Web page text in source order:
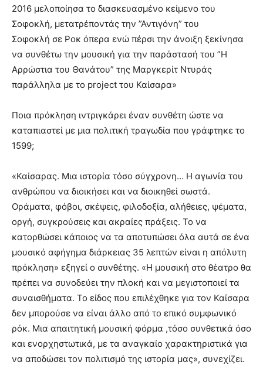
2016 μελοποίησα το διασκευασμένο κείμενο του
Σοφοκλή, μετατρέποντάς την ”Αντιγόνη” του
Σοφοκλή σε Ροκ όπερα ενώ πέρσι την άνοιξη ξεκίνησα
να συνθέτω την μουσική για την παράστασή του ”Η
Αρρώστια του Θανάτου” της Μαργκερίτ Ντυράς
παράλληλα με το project του Καίσαρα»
Ποια πρόκληση ιντριγκάρει έναν συνθέτη ώστε να
καταπιαστεί με μια πολιτική τραγωδία που γράφτηκε το
1599;
«Καίσαρας. Μια ιστορία τόσο σύγχρονη… Η αγωνία του
ανθρώπου να διοικήσει και να διοικηθεί σωστά.
Οράματα, φόβοι, σκέψεις, φιλοδοξία, αλήθειες, ψέματα,
οργή, συγκρούσεις και ακραίες πράξεις. Το να
κατορθώσει κάποιος να τα αποτυπώσει όλα αυτά σε ένα
μουσικό αφήγημα διάρκειας 35 λεπτών είναι η απόλυτη
πρόκληση» εξηγεί ο συνθέτης. «Η μουσική στο θέατρο θα
πρέπει να συνοδεύει την πλοκή και να μεγιστοποιεί τα
συναισθήματα. Το είδος που επιλέχθηκε για τον Καίσαρα
δεν μπορούσε να είναι άλλο από το επικό συμφωνικό
ρόκ. Μια απαιτητική μουσική φόρμα ,τόσο συνθετικά όσο
και ενορχηστωτικά, με τα αναγκαίο χαρακτηριστικά για
να αποδώσει τον πολιτισμό της ιστορία μας», συνεχίζει.